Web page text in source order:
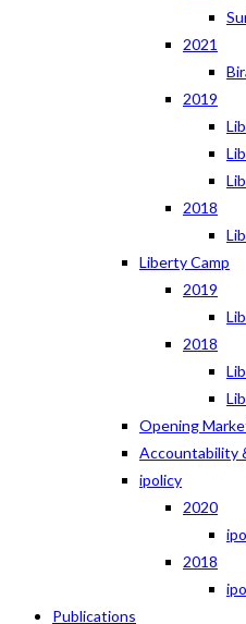
2021
2019
2018
Liberty Camp
2019
2018
Opening
Accountability
ipolicy
2020
2018
Publications